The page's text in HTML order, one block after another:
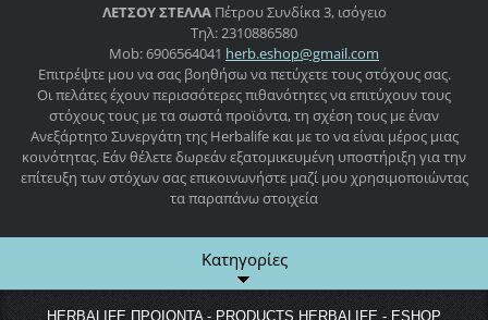
ΛΕΤΣΟΥ ΣΤΕΛΛΑ Πέτρου Συνδίκα 3, ισόγειο
Τηλ: 2310886580
Mob: 6906564041 herb.eshop@gmail.com
Επιτρέψτε μου να σας βοηθήσω να πετύχετε τους στόχους σας.
Οι πελάτες έχουν περισσότερες πιθανότητες να επιτύχουν τους
στόχους τους με τα σωστά προϊόντα, τη σχέση τους με έναν
Ανεξάρτητο Συνεργάτη της Herbalife και με το να είναι μέρος μιας
κοινότητας. Εάν θέλετε δωρεάν εξατομικευμένη υποστήριξη για την
επίτευξη των στόχων σας επικοινωνήστε μαζί μου χρησιμοποιώντας
τα παραπάνω στοιχεία
Κατηγορίες
HERBALIFE ΠΡΟΙΟΝΤΑ - PRODUCTS HERBALIFE - ESHOP